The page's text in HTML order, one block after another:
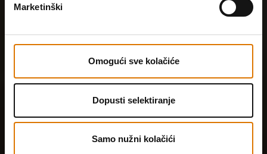
Marketinški
Omogući sve kolačiće
Dopusti selektiranje
Samo nužni kolačići